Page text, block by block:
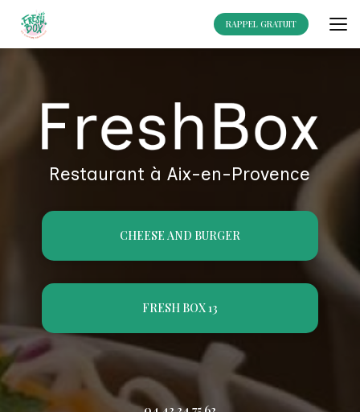
contenu
principal
RAPPEL GRATUIT
Restaurant à Aix-en-Provence
CHEESE AND BURGER
FRESH BOX 13